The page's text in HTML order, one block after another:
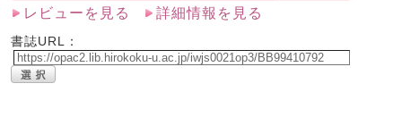
レビューを見る
詳細情報を見る
書誌URL：